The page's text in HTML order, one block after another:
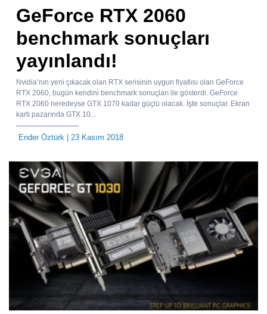
GeForce RTX 2060
benchmark sonuçları
yayınlandı!
Nvidia’nın yeni çıkacak olan RTX serisinin uygun fiyatlısı olan GeForce
RTX 2060, bugün kendini benchmark sonuçları ile gösterdi. GeForce
RTX 2060 neredeyse GTX 1070 kadar güçlü olacak. İşte sonuçlar. Ekran
kartı pazarında GTX 10...
Ender Öztürk | 23 Kasım 2018